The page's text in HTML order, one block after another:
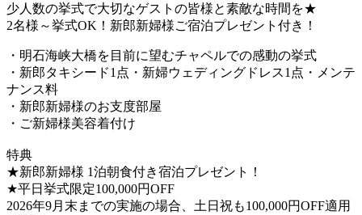
少人数の挙式で大切なゲストの皆様と素敵な時間を★
2名様～挙式OK！新郎新婦様ご宿泊プレゼント付き！
・明石海峡大橋を目前に望むチャペルでの感動の挙式
・新郎タキシード1点・新婦ウェディングドレス1点・メンテ
ナンス料
・新郎新婦様のお支度部屋
・ご新婦様美容着付け
特典
★新郎新婦様 1泊朝食付き宿泊プレゼント！
★平日挙式限定100,000円OFF
2026年9月末までの実施の場合、土日祝も100,000円OFF適用